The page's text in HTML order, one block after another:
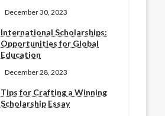
December 30, 2023
International Scholarships:
Opportunities for Global
Education
December 28, 2023
Tips for Crafting a Winning
Scholarship Essay